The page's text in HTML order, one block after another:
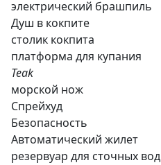
электрический брашпиль
Душ в кокпите
столик кокпита
платформа для купания
Teak
морской нож
Спрейхуд
Безопасность
Автоматический жилет
резервуар для сточных вод